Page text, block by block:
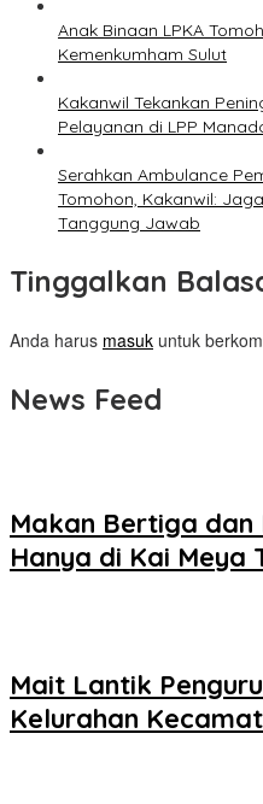
Anak Binaan LPKA
Kemenkumham Sulut
Kakanwil Tekankan
Pelayanan di LPP
Serahkan Ambulance
Tomohon, Kakanwil:
Tanggung Jawab
Tinggalkan
Anda harus masuk untuk
News Feed
Makan Bertiga dan
Hanya di Kai Meya
Mait Lantik
Kelurahan